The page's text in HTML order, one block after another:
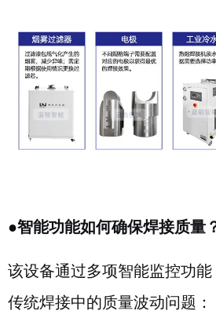
●智能功能如何确保焊接质量
该设备通过多项智能监控功
传统焊接中的质量波动问题：